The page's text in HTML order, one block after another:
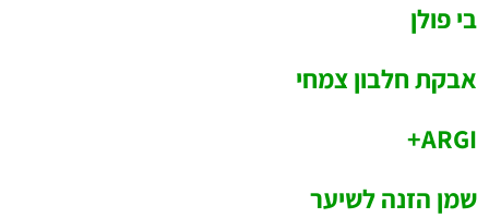
בי פולן
אבקת חלבון צמחי
ARGI+
שמן הזנה לשיער